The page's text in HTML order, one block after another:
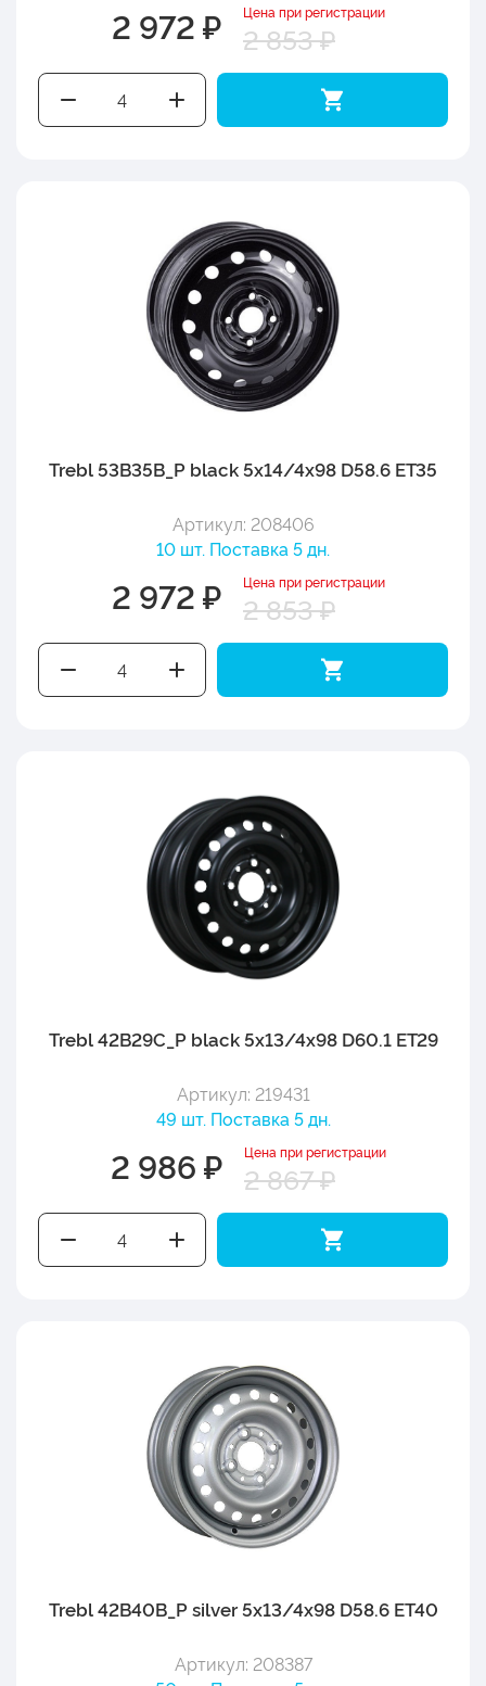
2 972 ₽ Цена при регистрации
2 853 ₽
Trebl 53B35B_P black 5x14/4x98 D58.6 ET35
Артикул: 208406
10 шт. Поставка 5 дн.
2 972 ₽ Цена при регистрации
2 853 ₽
Trebl 42B29C_P black 5x13/4x98 D60.1 ET29
Артикул: 219431
49 шт. Поставка 5 дн.
2 986 ₽ Цена при регистрации
2 867 ₽
Trebl 42B40B_P silver 5x13/4x98 D58.6 ET40
Артикул: 208387